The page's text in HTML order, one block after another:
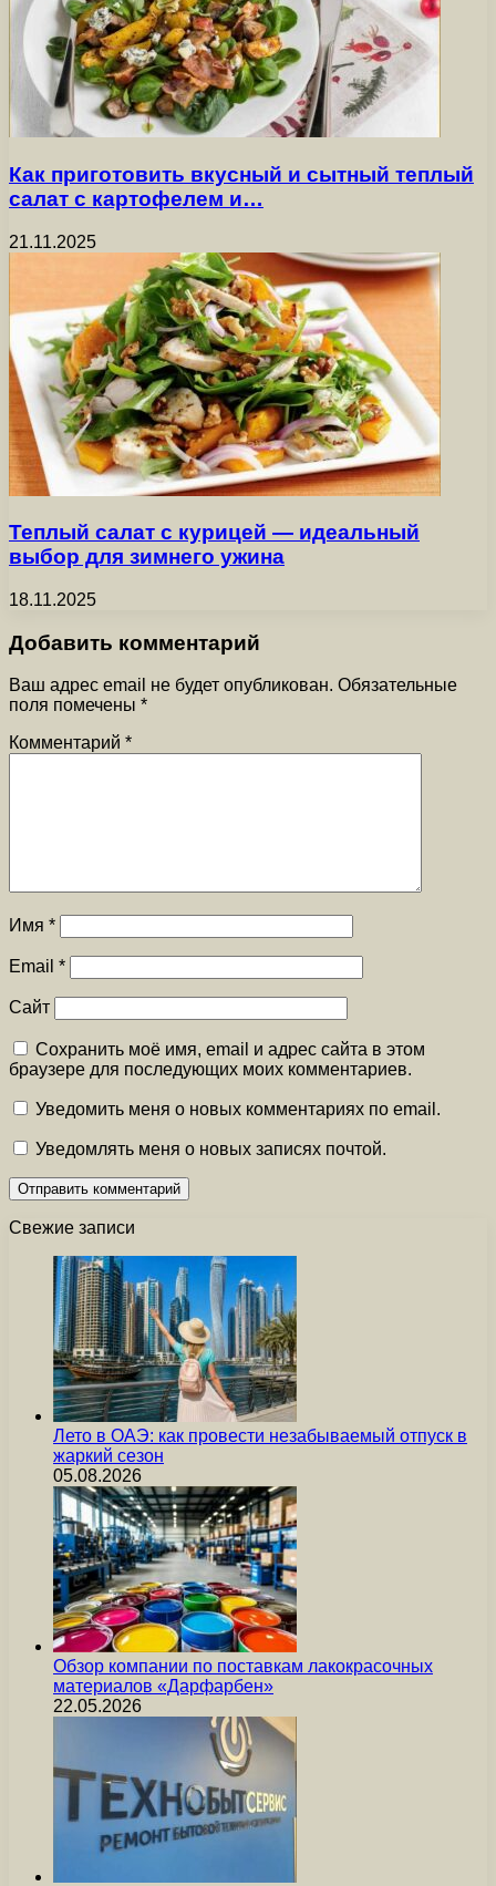
Как приготовить вкусный и сытный теплый
салат с картофелем и…
21.11.2025
Теплый салат с курицей — идеальный
выбор для зимнего ужина
18.11.2025
Добавить комментарий
Ваш адрес email не будет опубликован. Обязательные
поля помечены *
Комментарий *
Имя *
Email *
Сайт
Сохранить моё имя, email и адрес сайта в этом
браузере для последующих моих комментариев.
Уведомить меня о новых комментариях по email.
Уведомлять меня о новых записях почтой.
Свежие записи
Лето в ОАЭ: как провести незабываемый отпуск в
жаркий сезон
05.08.2026
Обзор компании по поставкам лакокрасочных
материалов «Дарфарбен»
22.05.2026